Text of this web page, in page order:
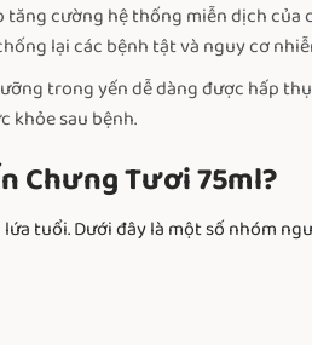
tăng cường hệ thống miễn dịch
lại các bệnh tật và nguy cơ
trong yến dễ dàng được hấp
khỏe sau bệnh.
Chưng Tươi 75ml?
tuổi. Dưới đây là một số nhóm